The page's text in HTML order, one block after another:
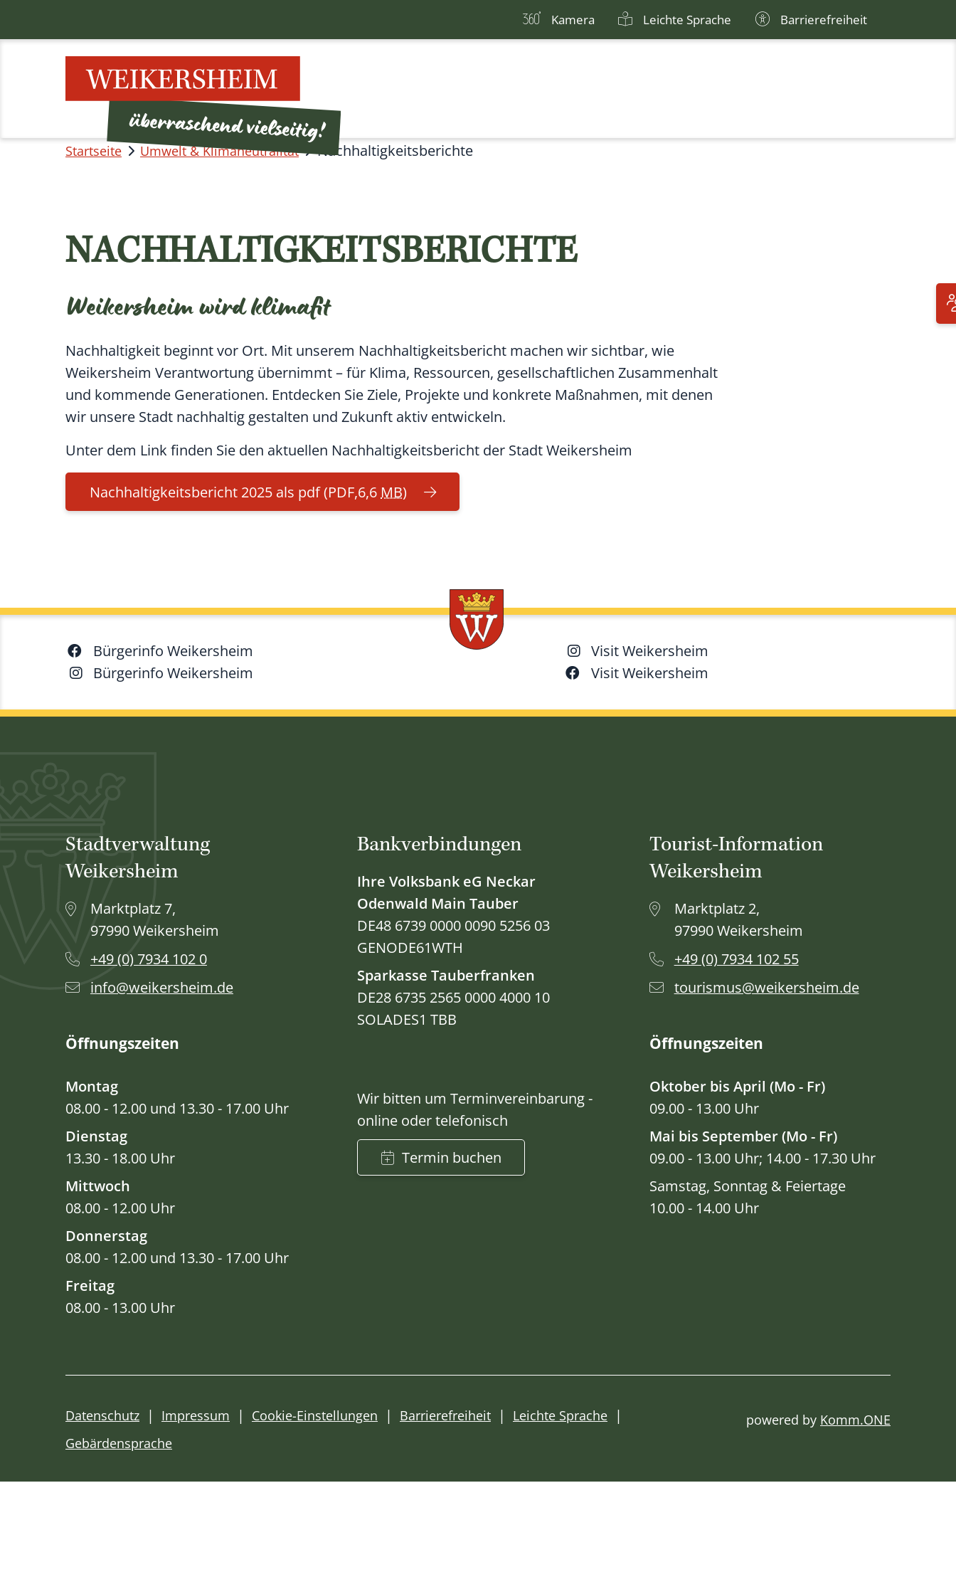
Kamera Leichte Sprache Barrierefreiheit
Startseite Umwelt & Klimaneutralität Nachhaltigkeitsberichte
NACHHALTIGKEITSBERICHTE
Weikersheim wird klimafit
Nachhaltigkeit beginnt vor Ort. Mit unserem Nachhaltigkeitsbericht machen wir sichtbar, wie
Weikersheim Verantwortung übernimmt – für Klima, Ressourcen, gesellschaftlichen Zusammenhalt
und kommende Generationen. Entdecken Sie Ziele, Projekte und konkrete Maßnahmen, mit denen
wir unsere Stadt nachhaltig gestalten und Zukunft aktiv entwickeln.
Unter dem Link finden Sie den aktuellen Nachhaltigkeitsbericht der Stadt Weikersheim
Nachhaltigkeitsbericht 2025 als pdf(PDF,6,6 MB)
Bürgerinfo Weikersheim
Bürgerinfo Weikersheim
Visit Weikersheim
Visit Weikersheim
Stadtverwaltung
Weikersheim
Marktplatz 7,
97990 Weikersheim
+49 (0) 7934 102 0
info@weikersheim.de
Öffnungszeiten
Montag
08.00 - 12.00 und 13.30 - 17.00 Uhr
Dienstag
13.30 - 18.00 Uhr
Mittwoch
08.00 - 12.00 Uhr
Donnerstag
08.00 - 12.00 und 13.30 - 17.00 Uhr
Freitag
08.00 - 13.00 Uhr
Bankverbindungen
Ihre Volksbank eG Neckar
Odenwald Main Tauber
DE48 6739 0000 0090 5256 03
GENODE61WTH
Sparkasse Tauberfranken
DE28 6735 2565 0000 4000 10
SOLADES1 TBB
Wir bitten um Terminvereinbarung -
online oder telefonisch
Termin buchen
Tourist-Information
Weikersheim
Marktplatz 2,
97990 Weikersheim
+49 (0) 7934 102 55
tourismus@weikersheim.de
Öffnungszeiten
Oktober bis April (Mo - Fr)
09.00 - 13.00 Uhr
Mai bis September (Mo - Fr)
09.00 - 13.00 Uhr; 14.00 - 17.30 Uhr
Samstag, Sonntag & Feiertage
10.00 - 14.00 Uhr
Datenschutz Impressum Cookie-Einstellungen Barrierefreiheit
Leichte Sprache
Gebärdensprache
powered by Komm.ONE